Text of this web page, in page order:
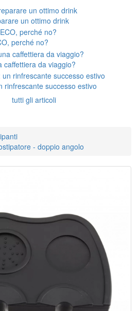
un ottimo drink
perché no?
caffettiera da viaggio?
rinfrescante successo estivo
tutti gli articoli
- doppio angolo